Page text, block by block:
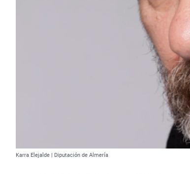
Karra Elejalde | Diputación de Almería